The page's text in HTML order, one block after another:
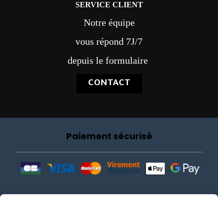
SERVICE CLIENT
Notre équipe
vous répond 7J/7
depuis le formulaire
CONTACT
Paiement sécurisé